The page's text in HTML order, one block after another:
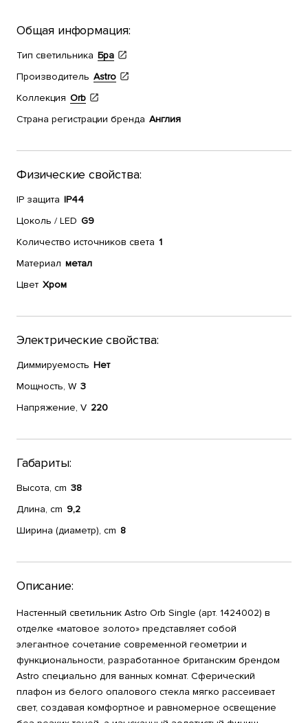
Общая информация:
Тип светильника Бра
Производитель Astro
Коллекция Orb
Страна регистрации бренда Англия
Физические свойства:
IP защита IP44
Цоколь / LED G9
Количество источников света 1
Материал метал
Цвет Хром
Электрические свойства:
Диммируемость Нет
Мощность, W 3
Напряжение, V 220
Габариты:
Высота, cm 38
Длина, cm 9,2
Ширина (диаметр), cm 8
Описание:
Настенный светильник Astro Orb Single (арт. 1424002) в
отделке «матовое золото» представляет собой
элегантное сочетание современной геометрии и
функциональности, разработанное британским брендом
Astro специально для ванных комнат. Сферический
плафон из белого опалового стекла мягко рассеивает
свет, создавая комфортное и равномерное освещение